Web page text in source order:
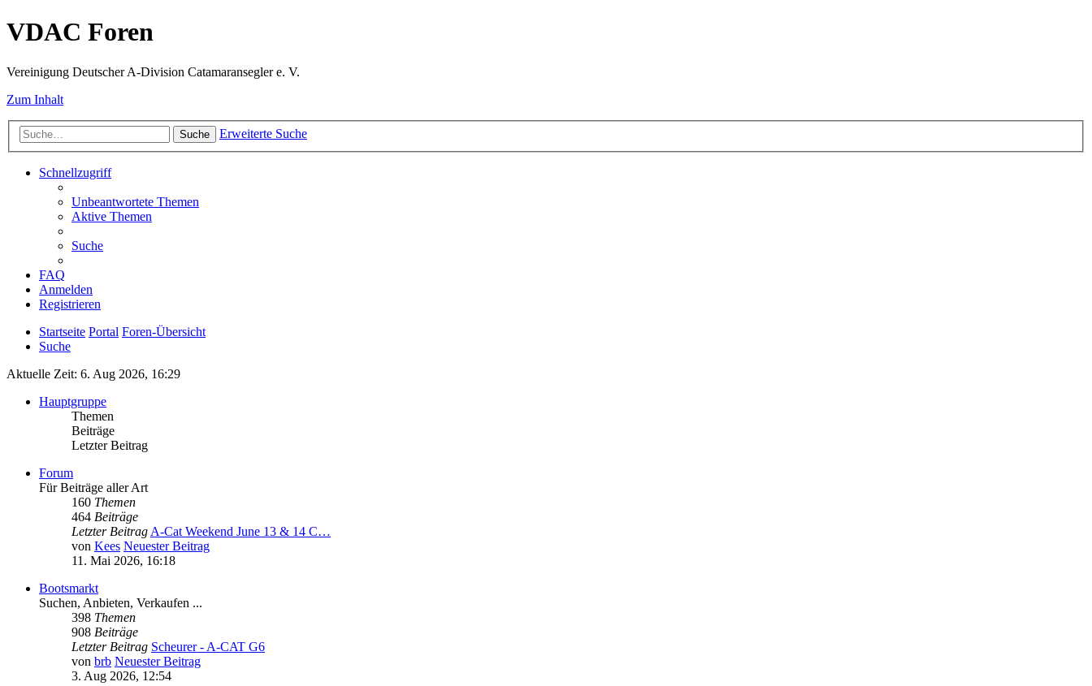
VDAC Foren
Vereinigung Deutscher A-Division Catamaransegler e. V.
Zum Inhalt
Suche Erweiterte Suche
Schnellzugriff
Unbeantwortete Themen
Aktive Themen
Suche
FAQ
Anmelden
Registrieren
Startseite Portal Foren-Übersicht
Suche
Aktuelle Zeit: 6. Aug 2026, 16:29
Hauptgruppe
Themen
Beiträge
Letzter Beitrag
Forum
Für Beiträge aller Art
160 Themen
464 Beiträge
Letzter BeitragA-Cat Weekend June 13 & 14 C…
von Kees Neuester Beitrag
11. Mai 2026, 16:18
Bootsmarkt
Suchen, Anbieten, Verkaufen ...
398 Themen
908 Beiträge
Letzter Beitrag Scheurer - A-CAT G6
von brb Neuester Beitrag
3. Aug 2026, 12:54